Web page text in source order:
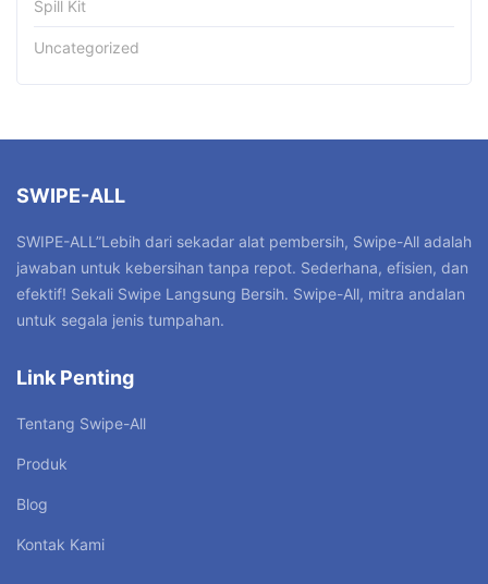
Spill Kit
Uncategorized
SWIPE-ALL
SWIPE-ALL”Lebih dari sekadar alat pembersih, Swipe-All adalah
jawaban untuk kebersihan tanpa repot. Sederhana, efisien, dan
efektif! Sekali Swipe Langsung Bersih. Swipe-All, mitra andalan
untuk segala jenis tumpahan.
Link Penting
Tentang Swipe-All
Produk
Blog
Kontak Kami